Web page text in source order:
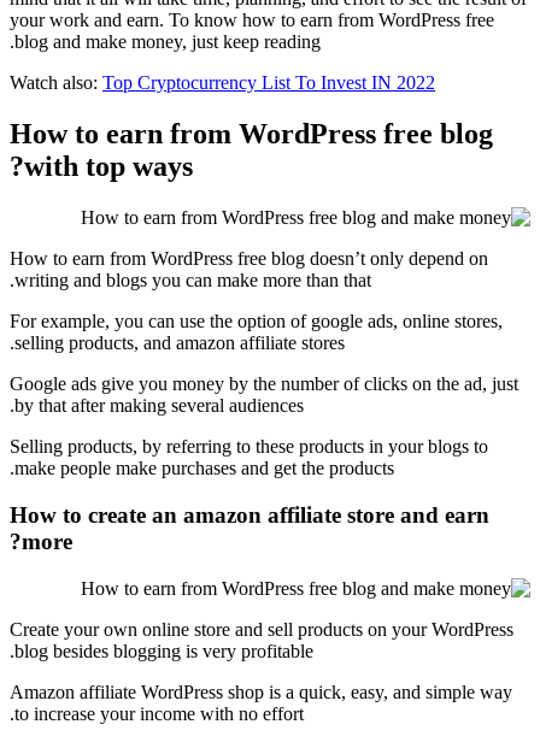
your work and earn. To know how to earn from WordPress free
blog and make money, just keep reading.
Watch also: Top Cryptocurrency List To Invest IN 2022
How to earn from WordPress free blog
with top ways?
How to earn from WordPress free blog doesn’t only depend on
writing and blogs you can make more than that.
For example, you can use the option of google ads, online stores,
selling products, and amazon affiliate stores.
Google ads give you money by the number of clicks on the ad, just
by that after making several audiences.
Selling products, by referring to these products in your blogs to
make people make purchases and get the products.
How to create an amazon affiliate store and earn
more?
Create your own online store and sell products on your WordPress
blog besides blogging is very profitable.
Amazon affiliate WordPress shop is a quick, easy, and simple way
to increase your income with no effort.